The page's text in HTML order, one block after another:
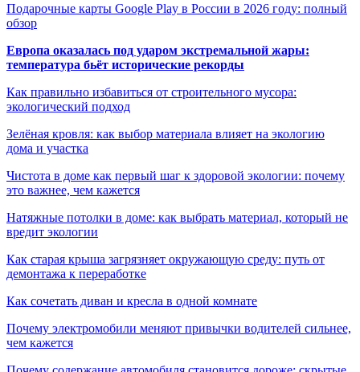
Подарочные карты Google Play в России в 2026 году: полный
обзор
Европа оказалась под ударом экстремальной жары:
температура бьёт исторические рекорды
Как правильно избавиться от строительного мусора:
экологический подход
Зелёная кровля: как выбор материала влияет на экологию
дома и участка
Чистота в доме как первый шаг к здоровой экологии: почему
это важнее, чем кажется
Натяжные потолки в доме: как выбрать материал, который не
вредит экологии
Как старая крыша загрязняет окружающую среду: путь от
демонтажа к переработке
Как сочетать диван и кресла в одной комнате
Почему электромобили меняют привычки водителей сильнее,
чем кажется